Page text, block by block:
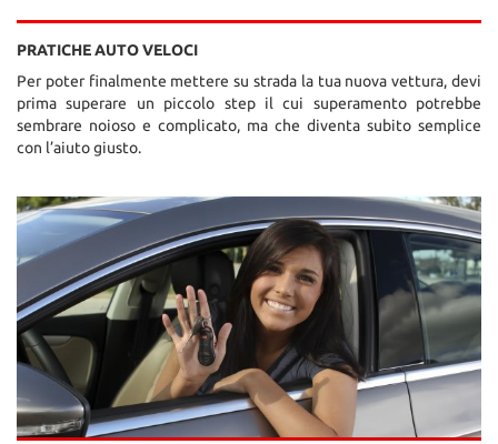
PRATICHE AUTO VELOCI
Per poter finalmente mettere su strada la tua nuova vettura, devi
prima superare un piccolo step il cui superamento potrebbe
sembrare noioso e complicato, ma che diventa subito semplice
con l’aiuto giusto.